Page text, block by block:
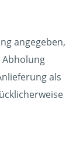
angegeben,
Abholung
als